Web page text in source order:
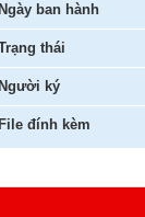
Ngày ban hành
thái
Người ký
File đính kèm